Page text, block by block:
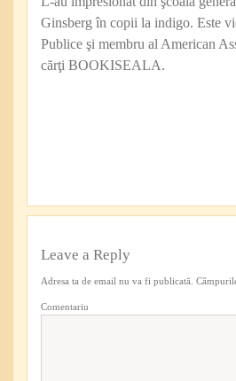
Ginsberg în copii la indigo. Este
Publice şi membru al American
cărţi BOOKISEALA.
Leave a Reply
Adresa ta de email nu va fi publicată.
Comentariu